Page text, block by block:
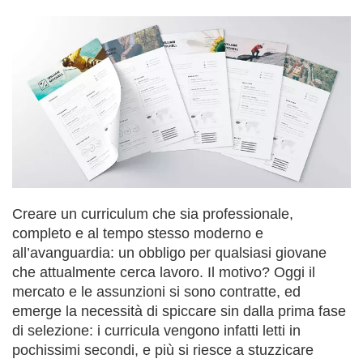
Creare un curriculum che sia professionale,
completo e al tempo stesso moderno e
all’avanguardia: un obbligo per qualsiasi giovane
che attualmente cerca lavoro. Il motivo? Oggi il
mercato e le assunzioni si sono contratte, ed
emerge la necessità di spiccare sin dalla prima fase
di selezione: i curricula vengono infatti letti in
pochissimi secondi, e più si riesce a stuzzicare